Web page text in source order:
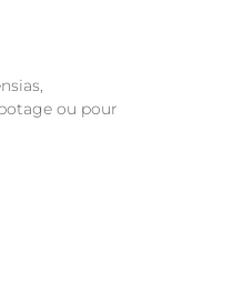
ou pour